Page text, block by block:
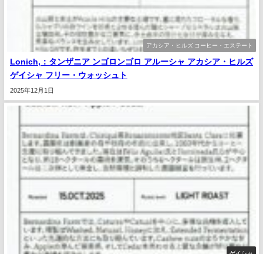
アカシア・ヒルズ コーヒー・エステート
Lonich,：タンザニア ンゴロンゴロ アルーシャ アカシア・ヒルズ
ゲイシャ フリー・ウォッシュト
2025年12月1日
ゲイシャ